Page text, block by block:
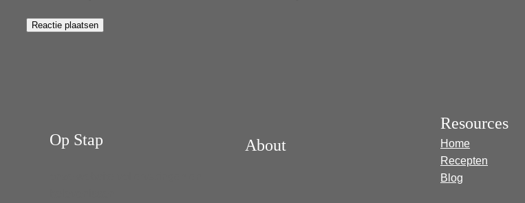
Op Stap About
Resources
Home
Recepten
Blog